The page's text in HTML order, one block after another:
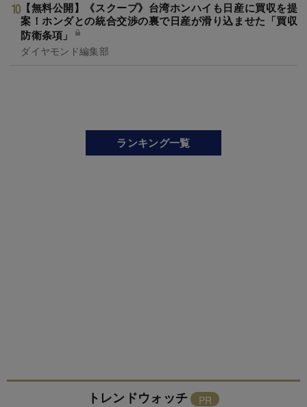
【無料公開】《スクープ》台湾ホンハイも日産に買収を提
案！ホンダとの統合交渉の裏で日産が滑り込ませた「買収
防衛条項」
ダイヤモンド編集部
ランキング一覧
トレンドウォッチ